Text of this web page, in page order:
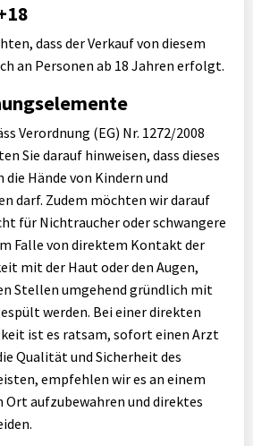
dass der Verkauf von diesem
an Personen ab 18 Jahren erfolgt.
Verordnung (EG) Nr. 1272/2008
Sie darauf hinweisen, dass dieses
Hände von Kindern und
darf. Zudem möchten wir darauf
für Nichtraucher oder schwangere
Falle von direktem Kontakt der
mit der Haut oder den Augen,
Stellen umgehend gründlich mit
werden. Bei einer direkten
ist es ratsam, sofort einen Arzt
Qualität und Sicherheit des
empfehlen wir es an einem
Ort aufzubewahren und direktes